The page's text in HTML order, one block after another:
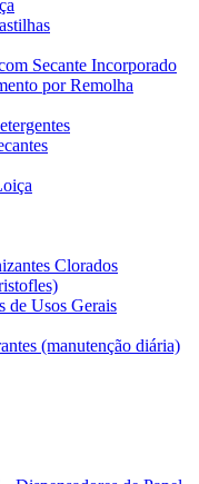
Secante Incorporado
por Remolha
Clorados
de Usos Gerais
(manutenção diária)